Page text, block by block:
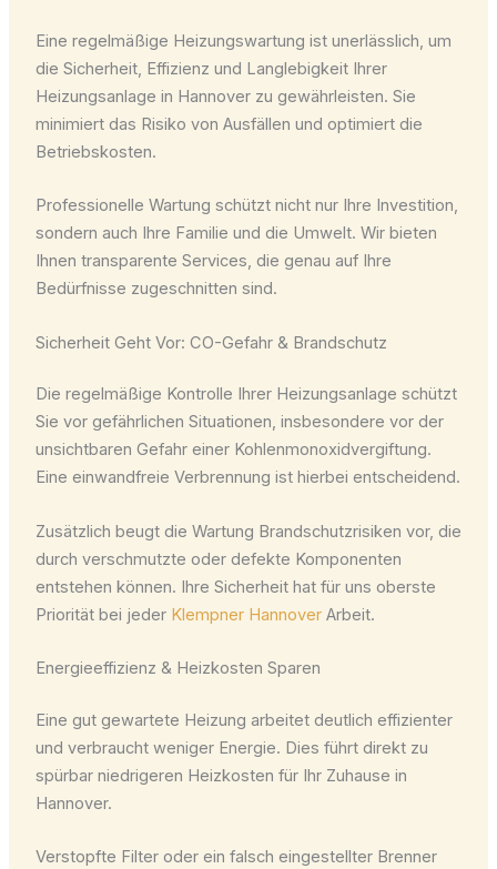
Eine regelmäßige Heizungswartung ist unerlässlich, um
die Sicherheit, Effizienz und Langlebigkeit Ihrer
Heizungsanlage in Hannover zu gewährleisten. Sie
minimiert das Risiko von Ausfällen und optimiert die
Betriebskosten.
Professionelle Wartung schützt nicht nur Ihre Investition,
sondern auch Ihre Familie und die Umwelt. Wir bieten
Ihnen transparente Services, die genau auf Ihre
Bedürfnisse zugeschnitten sind.
Sicherheit Geht Vor: CO-Gefahr & Brandschutz
Die regelmäßige Kontrolle Ihrer Heizungsanlage schützt
Sie vor gefährlichen Situationen, insbesondere vor der
unsichtbaren Gefahr einer Kohlenmonoxidvergiftung.
Eine einwandfreie Verbrennung ist hierbei entscheidend.
Zusätzlich beugt die Wartung Brandschutzrisiken vor, die
durch verschmutzte oder defekte Komponenten
entstehen können. Ihre Sicherheit hat für uns oberste
Priorität bei jeder Klempner HannoverArbeit.
Energieeffizienz & Heizkosten Sparen
Eine gut gewartete Heizung arbeitet deutlich effizienter
und verbraucht weniger Energie. Dies führt direkt zu
spürbar niedrigeren Heizkosten für Ihr Zuhause in
Hannover.
Verstopfte Filter oder ein falsch eingestellter Brenner